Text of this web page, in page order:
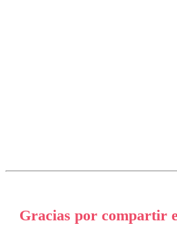
Gracias por compartir